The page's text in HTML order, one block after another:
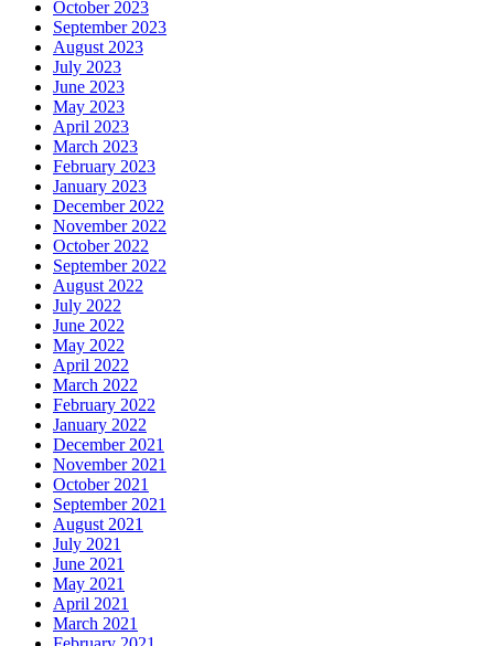
October 2023
September 2023
August 2023
July 2023
June 2023
May 2023
April 2023
March 2023
February 2023
January 2023
December 2022
November 2022
October 2022
September 2022
August 2022
July 2022
June 2022
May 2022
April 2022
March 2022
February 2022
January 2022
December 2021
November 2021
October 2021
September 2021
August 2021
July 2021
June 2021
May 2021
April 2021
March 2021